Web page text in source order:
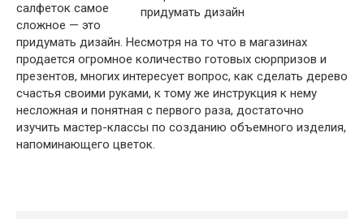
салфеток самое
сложное — это
придумать дизайн. Несмотря на то что в магазинах
продается огромное количество готовых сюрпризов и
презентов, многих интересует вопрос, как сделать дерево
счастья своими руками, к тому же инструкция к нему
несложная и понятная с первого раза, достаточно
изучить мастер-классы по созданию объемного изделия,
напоминающего цветок.